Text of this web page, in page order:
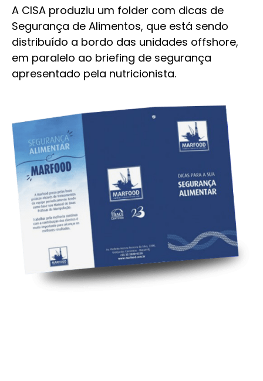
A CISA produziu um folder com dicas de
Segurança de Alimentos, que está sendo
distribuído a bordo das unidades offshore,
em paralelo ao briefing de segurança
apresentado pela nutricionista.